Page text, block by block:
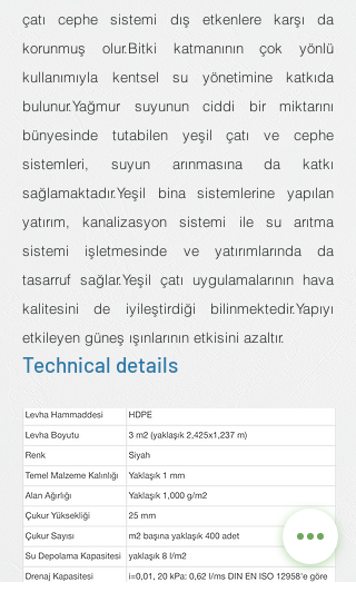
çatı cephe sistemi dış etkenlere karşı da
korunmuş olur.Bitki katmanının çok yönlü
kullanımıyla kentsel su yönetimine katkıda
bulunur.Yağmur suyunun ciddi bir miktarını
bünyesinde tutabilen yeşil çatı ve cephe
sistemleri, suyun arınmasına da katkı
sağlamaktadır.Yeşil bina sistemlerine yapılan
yatırım, kanalizasyon sistemi ile su arıtma
sistemi işletmesinde ve yatırımlarında da
tasarruf sağlar.Yeşil çatı uygulamalarının hava
kalitesini de iyileştirdiği bilinmektedir.Yapıyı
etkileyen güneş ışınlarının etkisini azaltır.
Technical details